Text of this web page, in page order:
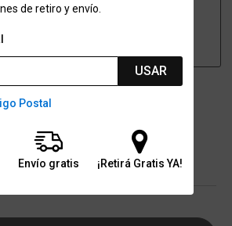
de retiro y envío.
USAR
Postal
Envío gratis ¡Retirá Gratis YA!
Envío
sucursales